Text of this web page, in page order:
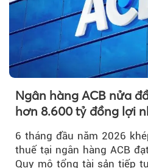
Ngân hàng ACB nửa
hơn 8.600 tỷ đồng lợi
nợ xấu thấp nhất ngành
6 tháng đầu năm 2026
thuế tại ngân hàng ACB
Quy mô tổng tài sản tiếp